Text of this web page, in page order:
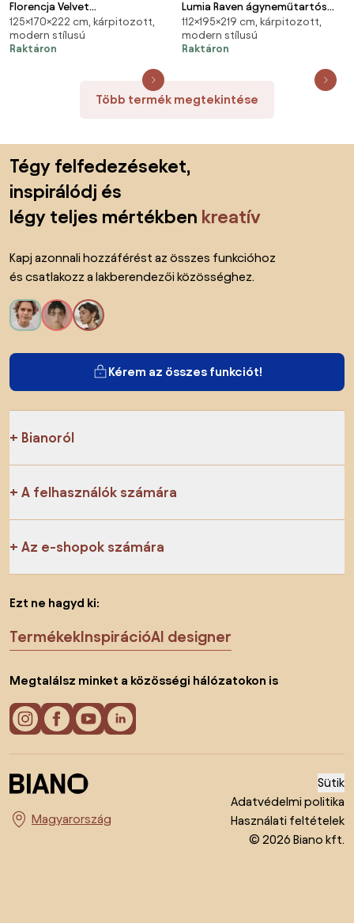
Florencja Velvet
ágyneműtartós franciaágy
sötétbézs 160x200cm
125×170×222 cm, kárpitozott,
modern stílusú
Raktáron
Lumia Raven ágyneműtartós
franciaágy bézs 160x200cm
112×195×219 cm, kárpitozott,
modern stílusú
Raktáron
Több termék megtekintése
Tégy felfedezéseket,
inspirálódj és
légy teljes mértékben kreatív
Kapj azonnali hozzáférést az összes funkcióhoz
és csatlakozz a lakberendezői közösséghez.
Kérem az összes funkciót!
Bianoról
A felhasználók számára
Az e-shopok számára
Ezt ne hagyd ki:
TermékekInspirációAI designer
Megtalálsz minket a közösségi hálózatokon is
Ország megváltoztatása
Sütik
Adatvédelmi politika
Használati feltételek
© 2026 Biano kft.